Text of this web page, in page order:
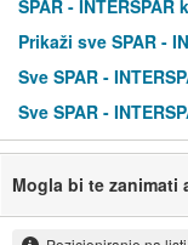
SPAR - INTERSPAR
Prikaži sve SPAR -
Sve SPAR -
Sve SPAR -
Mogla bi te zanimati